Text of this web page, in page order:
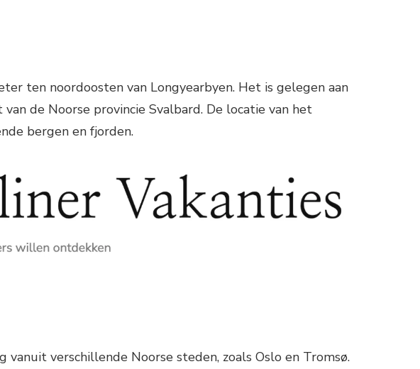
ten noordoosten van Longyearbyen. Het is gelegen aan
de Noorse provincie Svalbard. De locatie van het
bergen en fjorden.
verschillende Noorse steden, zoals Oslo en Tromsø.